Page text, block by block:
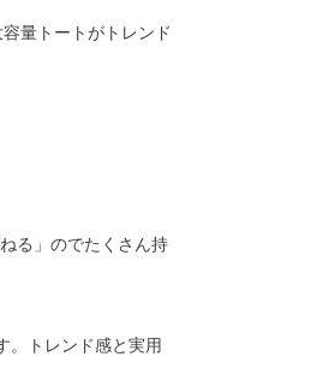
量トートがトレンド
る」のでたくさん持
。トレンド感と実用